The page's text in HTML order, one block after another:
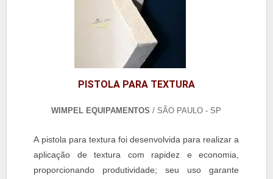
PISTOLA PARA TEXTURA
WIMPEL EQUIPAMENTOS / SÃO PAULO - SP
A pistola para textura foi desenvolvida para realizar a
aplicação de textura com rapidez e economia,
proporcionando produtividade; seu uso garante